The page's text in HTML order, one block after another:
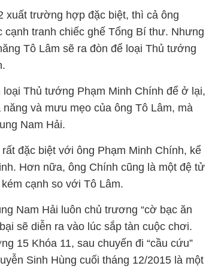
trường hợp đặc biệt, thì cả ông
tranh chiếc ghế Tổng Bí thư. Nhưng
Tô Lâm sẽ ra đòn để loại Thủ tướng
Thủ tướng Phạm Minh Chính để ở lại,
và mưu mẹo của ông Tô Lâm, mà
Nam Hải.
đặc biệt với ông Phạm Minh Chính, kể
Hơn nữa, ông Chính cũng là một đệ tử
cạnh so với Tô Lâm.
Nam Hải luôn chủ trương “cờ bạc ăn
sẽ diễn ra vào lúc sắp tàn cuộc chơi.
15 Khóa 11, sau chuyến đi “cầu cứu”
Sinh Hùng cuối tháng 12/2015 là một